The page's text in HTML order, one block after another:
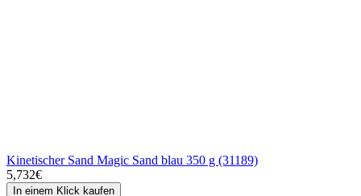
Kinetischer Sand Magic Sand blau 350 g (31189)
5,732€
In einem Klick kaufen